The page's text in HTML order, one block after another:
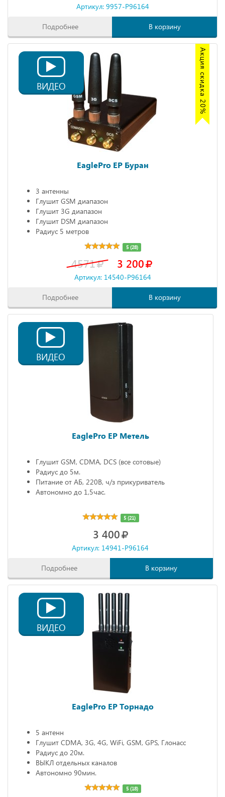
Артикул: 9957-P96164
Подробнее В корзину
Акция скидка 20%
ВИДЕО
EaglePro EP Буран
3 антенны
Глушит GSM диапазон
Глушит 3G диапазон
Глушит DSM диапазон
Радиус 5 метров
5 (28)
4571 3 200
Артикул: 14540-P96164
Подробнее В корзину
ВИДЕО
EaglePro EP Метель
Глушит GSM, CDMA, DCS (все сотовые)
Радиус до 5м.
Питание от АБ, 220В, ч/з прикуриватель
Автономно до 1,5час.
5 (21)
3 400
Артикул: 14941-P96164
Подробнее В корзину
ВИДЕО
EaglePro EP Торнадо
5 антенн
Глушит CDMA, 3G, 4G, WiFi, GSM, GPS, Глонасс
Радиус до 20м.
ВЫКЛ отдельных каналов
Автономно 90мин.
5 (18)